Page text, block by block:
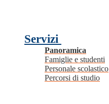
Servizi
Panoramica
Famiglie e studenti
Personale scolastico
Percorsi di studio